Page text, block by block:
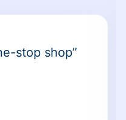
stop shop”